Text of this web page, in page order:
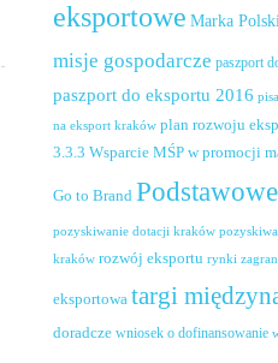
eksportowe Marka
misje gospodarcze paszport
paszport do eksportu 2016
na eksport kraków plan rozwoju
3.3.3 Wsparcie MŚP w promocji
Go to Brand
pozyskiwanie dotacji kraków
kraków rozwój eksportu rynki
eksportowa targi
doradcze wniosek o dofinansowanie